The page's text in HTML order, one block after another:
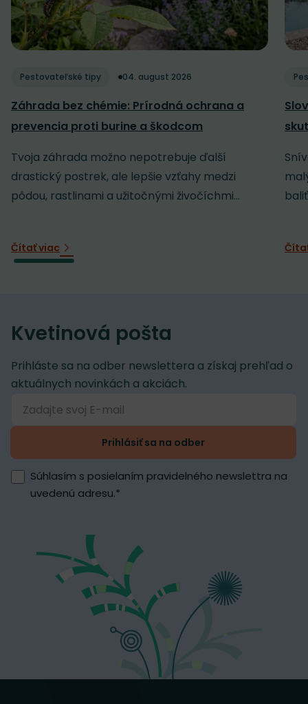
Pestovateľské tipy 04. august 2026
Záhrada bez chémie: Prírodná ochrana a
prevencia proti burine a škodcom
Tvoja záhrada možno nepotrebuje ďalší
drastický postrek, ale lepšie vzťahy medzi
pôdou, rastlinami a užitočnými živočíchmi...
Čítať viac
Kvetinová pošta
Prihláste sa na odber newslettera a získaj prehľad o
aktuálnych novinkách a akciách.
Prihlásiť sa na odber
Súhlasím s posielaním pravidelného newslettra na
uvedenú adresu.*